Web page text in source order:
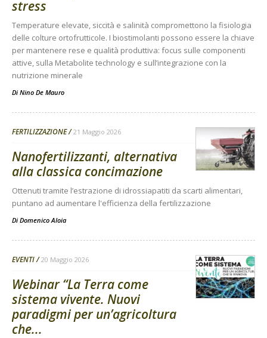
stress
Temperature elevate, siccità e salinità compromettono la fisiologia
delle colture ortofrutticole. I biostimolanti possono essere la chiave
per mantenere rese e qualità produttiva: focus sulle componenti
attive, sulla Metabolite technology e sull’integrazione con la
nutrizione minerale
Di Nino De Mauro
FERTILIZZAZIONE 21 Maggio 2026
Nanofertilizzanti, alternativa
alla classica concimazione
Ottenuti tramite l’estrazione di idrossiapatiti da scarti alimentari,
puntano ad aumentare l'efficienza della fertilizzazione
Di Domenico Aloia
EVENTI 20 Maggio 2026
Webinar “La Terra come
sistema vivente. Nuovi
paradigmi per un’agricoltura
che...